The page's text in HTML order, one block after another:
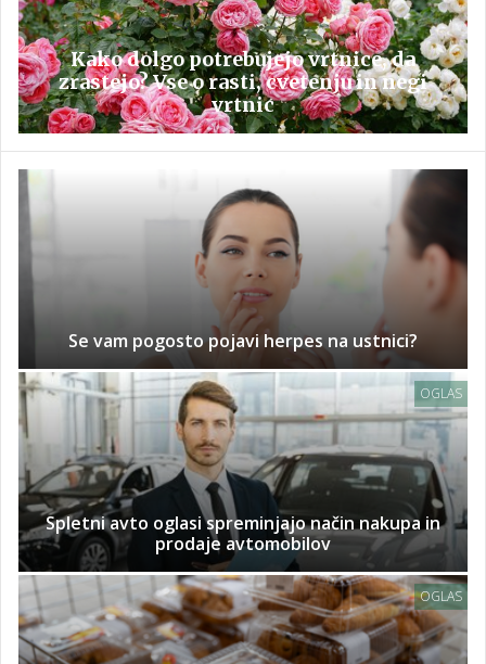
Kako dolgo potrebujejo vrtnice, da
zrastejo? Vse o rasti, cvetenju in negi
vrtnic
Se vam pogosto pojavi herpes na ustnici?
OGLAS
Spletni avto oglasi spreminjajo način nakupa in
prodaje avtomobilov
OGLAS